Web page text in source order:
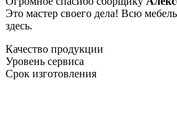
Это мастер своего дела! Всю мебель
здесь.
Качество продукции
Уровень сервиса
Срок изготовления